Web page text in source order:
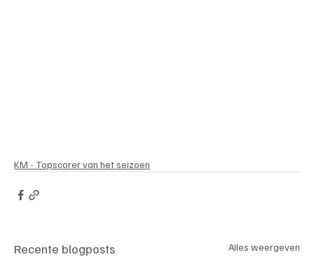
KM - Topscorer van het seizoen
Recente blogposts Alles weergeven